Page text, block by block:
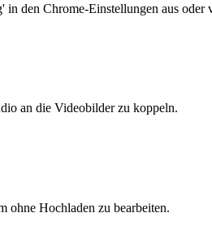
in den Chrome-Einstellungen aus oder
an die Videobilder zu koppeln.
ohne Hochladen zu bearbeiten.